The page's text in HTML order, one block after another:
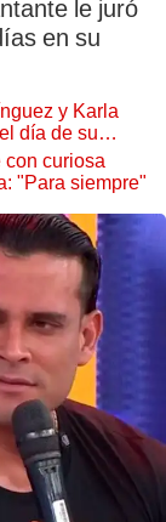
le juró
en su
y Karla
día de su
con curiosa
"Para siempre"